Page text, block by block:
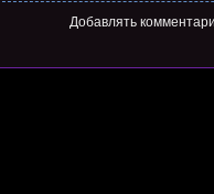
Добавлять